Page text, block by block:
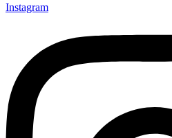
Instagram